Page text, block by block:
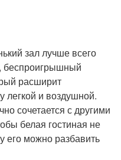
зал лучше всего
беспроигрышный
расширит
легкой и воздушной.
сочетается с другими
белая гостиная не
его можно разбавить